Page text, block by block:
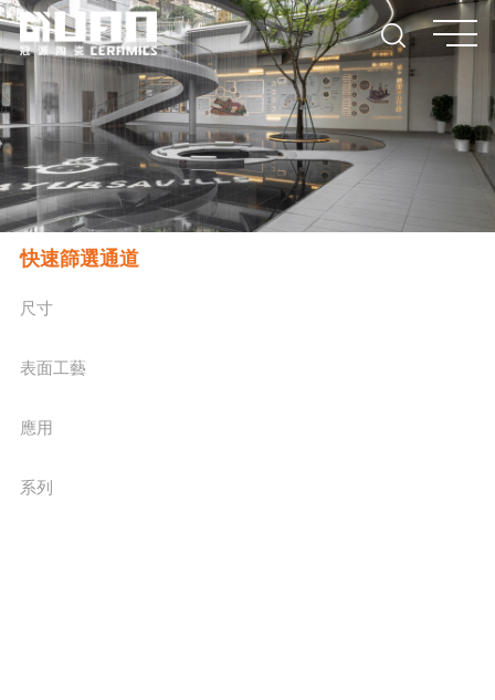
快速篩選通道
尺寸
表面工藝
應用
系列